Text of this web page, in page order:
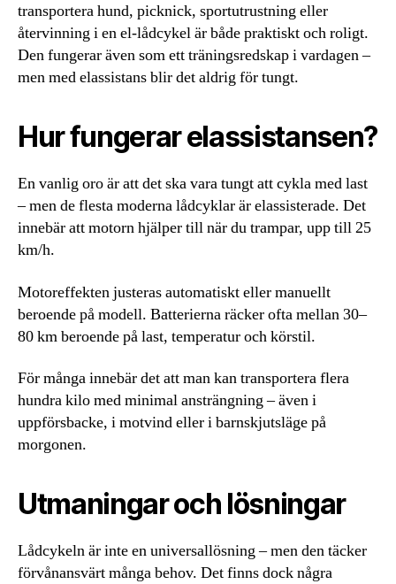
transportera hund, picknick, sportutrustning eller
återvinning i en el-lådcykel är både praktiskt och roligt.
Den fungerar även som ett träningsredskap i vardagen –
men med elassistans blir det aldrig för tungt.
Hur fungerar elassistansen?
En vanlig oro är att det ska vara tungt att cykla med last
– men de flesta moderna lådcyklar är elassisterade. Det
innebär att motorn hjälper till när du trampar, upp till 25
km/h.
Motoreffekten justeras automatiskt eller manuellt
beroende på modell. Batterierna räcker ofta mellan 30–
80 km beroende på last, temperatur och körstil.
För många innebär det att man kan transportera flera
hundra kilo med minimal ansträngning – även i
uppförsbacke, i motvind eller i barnskjutsläge på
morgonen.
Utmaningar och lösningar
Lådcykeln är inte en universallösning – men den täcker
förvånansvärt många behov. Det finns dock några